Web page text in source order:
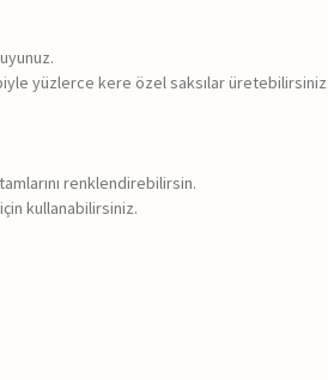
yüzlerce kere özel saksılar üretebilirsiniz.
renklendirebilirsin.
kullanabilirsiniz.